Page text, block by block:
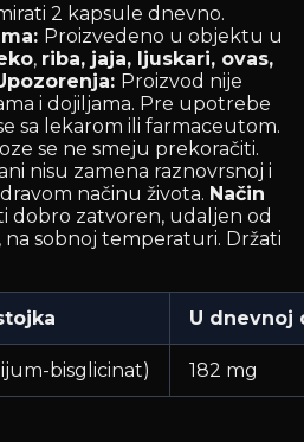
2 kapsule dnevno.
Proizvedeno u objektu u
, riba, jaja, ljuskari, ovas,
Proizvod nije
i dojiljama. Pre upotrebe
sa lekarom ili farmaceutom.
se ne smeju prekoračiti.
nisu zamena raznovrsnoj i
načinu života. Način
dobro zatvoren, udaljen od
sobnoj temperaturi. Držati
U dnevnoj
bisglicinat) 182 mg